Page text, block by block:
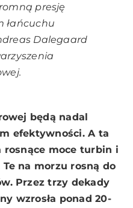
presję
łańcuchu
Dalegaard
będą nadal
efektywności. A ta
rosnące moce turbin i
na morzu rosną do
Przez trzy dekady
wzrosła ponad 20-